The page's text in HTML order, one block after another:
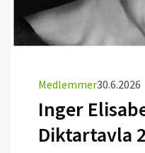
Medlemmer30.6.2026
Inger
Diktartavla